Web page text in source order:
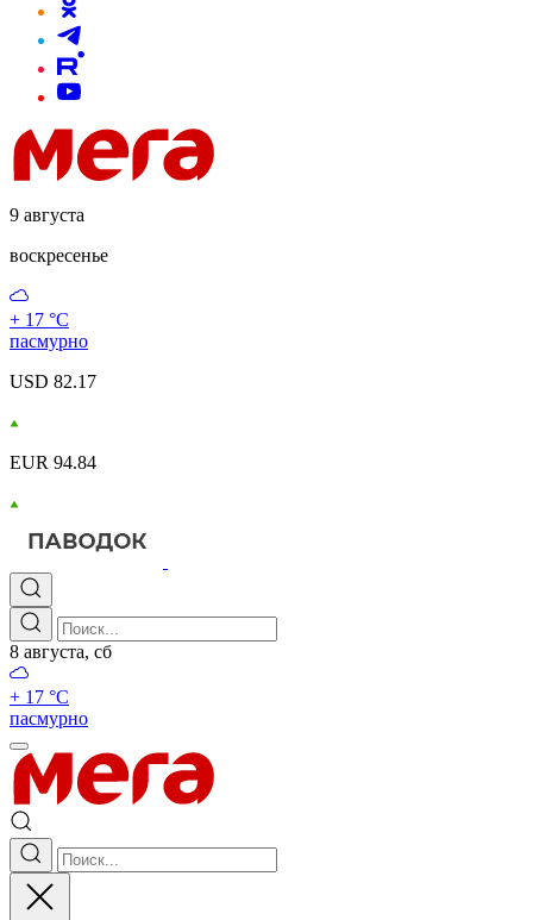
9 августа
воскресенье
+ 17 °С
пасмурно
USD 82.17
EUR 94.84
8 августа, сб
+ 17 °С
пасмурно